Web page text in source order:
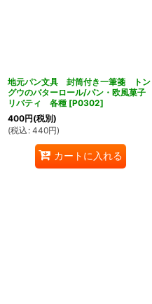
地元パン文具 封筒付き一筆箋 トン
グウのバターロール/パン・欧風菓子
リバティ 各種 [P0302]
400円(税別)
(税込 : 440円)
カートに入れる